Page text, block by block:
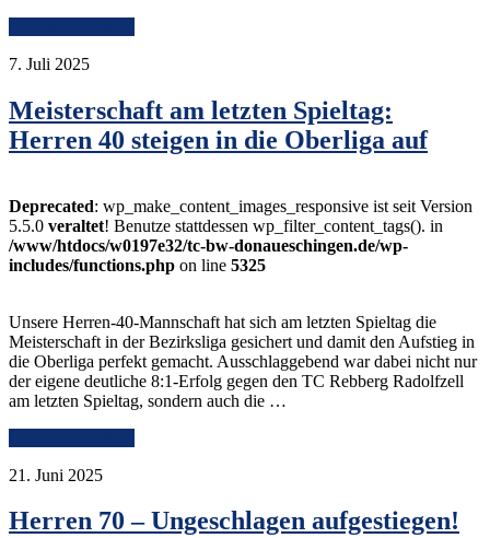
7. Juli 2025
Meisterschaft am letzten Spieltag:
Herren 40 steigen in die Oberliga auf
Deprecated: wp_make_content_images_responsive ist seit Version
5.5.0 veraltet! Benutze stattdessen wp_filter_content_tags(). in
/www/htdocs/w0197e32/tc-bw-donaueschingen.de/wp-
includes/functions.php on line 5325
Unsere Herren-40-Mannschaft hat sich am letzten Spieltag die
Meisterschaft in der Bezirksliga gesichert und damit den Aufstieg in
die Oberliga perfekt gemacht. Ausschlaggebend war dabei nicht nur
der eigene deutliche 8:1-Erfolg gegen den TC Rebberg Radolfzell
am letzten Spieltag, sondern auch die …
21. Juni 2025
Herren 70 – Ungeschlagen aufgestiegen!